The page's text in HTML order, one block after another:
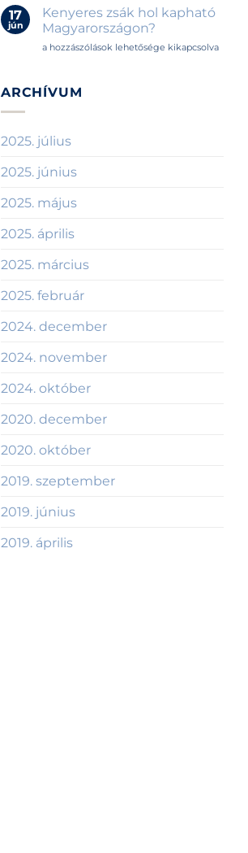
útmutatója
–
Melyik
kenyérhez
illik?
17
jún
Kenyeres zsák hol kapható
Magyarországon?
Kenyeres
kapható
Magyarországon?
a hozzászólások lehetősége kikapcsolva
ARCHÍVUM
2025. július
2025. június
2025. május
2025. április
2025. március
2025. február
2024. december
2024. november
2024. október
2020. december
2020. október
2019. szeptember
2019. június
2019. április